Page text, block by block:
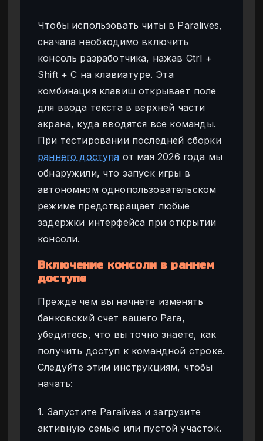
Чтобы использовать читы в Paralives,
сначала необходимо включить
консоль разработчика, нажав Ctrl +
Shift + C на клавиатуре. Эта
комбинация клавиш открывает поле
для ввода текста в верхней части
экрана, куда вводятся все команды.
При тестировании последней сборки
раннего доступа от мая 2026 года мы
обнаружили, что запуск игры в
автономном однопользовательском
режиме предотвращает любые
задержки интерфейса при открытии
консоли.
Включение консоли в раннем
доступе
Прежде чем вы начнете изменять
банковский счет вашего Para,
убедитесь, что вы точно знаете, как
получить доступ к командной строке.
Следуйте этим инструкциям, чтобы
начать:
1. Запустите Paralives и загрузите
активную семью или пустой участок.